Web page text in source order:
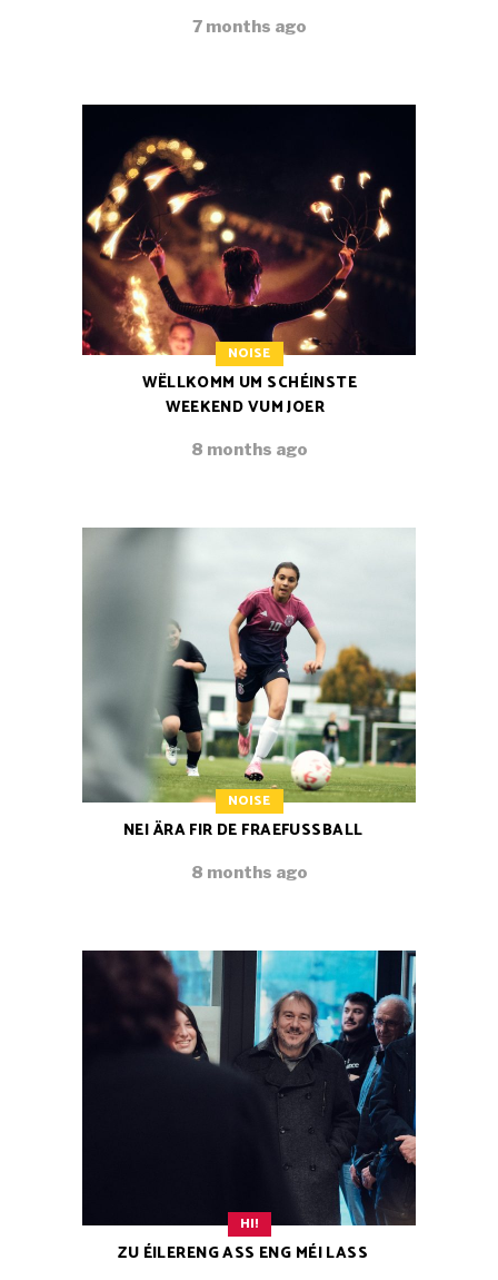
7 months ago
NOISE
WËLLKOMM UM SCHÉINSTE
WEEKEND VUM JOER
8 months ago
NOISE
NEI ÄRA FIR DE FRAEFUSSBALL
8 months ago
HI!
ZU ÉILERENG ASS ENG MÉI LASS